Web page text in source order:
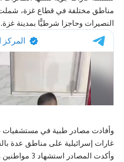
مناطق مختلفة في قطاع غزة،
النصيرات وحاجزا شرطيًّا بمدينة غزة.
غارات إسرائيلية على مناطق عدة
وأكدت المصادر